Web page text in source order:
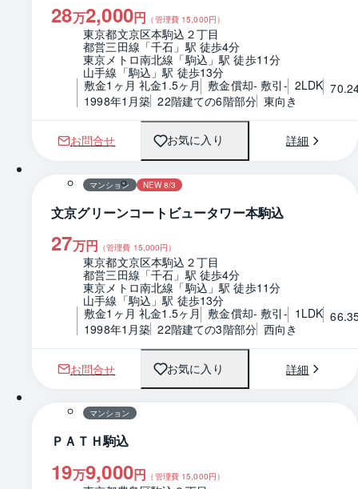
28万2,000円 （管理費 15,000円）
東京都文京区本駒込２丁目
都営三田線「千石」駅 徒歩4分
東京メトロ南北線「駒込」駅 徒歩11分
山手線「駒込」駅 徒歩13分
敷金1ヶ月 礼金1.5ヶ月
敷金償却- 敷引- 2LDK
1998年1月築 22階建ての6階部分 東向き
お問合せ お気に入り 詳細
1 / 0 間取り
マンション NEW 8/3
文京グリーンコートビュータワー本駒込
27万円 （管理費 15,000円）
東京都文京区本駒込２丁目
都営三田線「千石」駅 徒歩4分
東京メトロ南北線「駒込」駅 徒歩11分
山手線「駒込」駅 徒歩13分
敷金1ヶ月 礼金1.5ヶ月
敷金償却- 敷引- 1LDK
1998年1月築 22階建ての3階部分 西向き
お問合せ お気に入り 詳細
1 / 0 間取り
マンション
ＰＡＴＨ駒込
19万9,000円 （管理費 15,000円）